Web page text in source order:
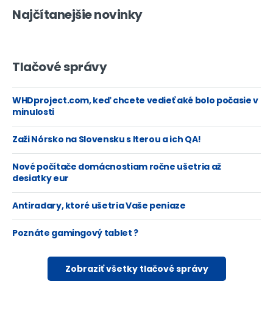
Najčítanejšie novinky
Tlačové správy
WHDproject.com, keď chcete vedieť aké bolo počasie v
minulosti
Zaži Nórsko na Slovensku s Iterou a ich QA!
Nové počítače domácnostiam ročne ušetria až
desiatky eur
Antiradary, ktoré ušetria Vaše peniaze
Poznáte gamingový tablet ?
Zobraziť všetky tlačové správy